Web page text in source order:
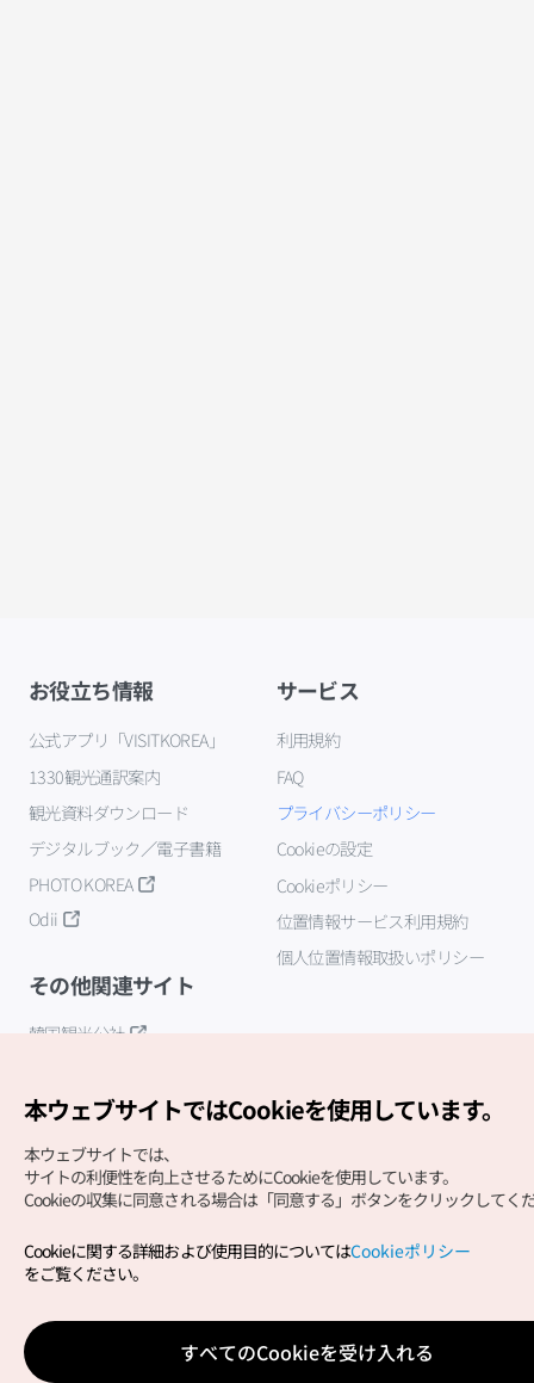
お役立ち情報
公式アプリ「VISITKOREA」
1330観光通訳案内
観光資料ダウンロード
デジタルブック／電子書籍
PHOTO KOREA
Odii
サービス
利用規約
FAQ
プライバシーポリシー
Cookieの設定
Cookieポリシー
位置情報サービス利用規約
個人位置情報取扱いポリシー
その他関連サイト
韓国観光公社
Copyright (c) Korea Tourism Organization All Rights
サイトエラー報告公式メール
japanese@knto.or.kr
本ウェブサイトではCookieを使用しています。
本ウェブサイトでは、
サイトの利便性を向上させるためにCookieを使用しています。
Cookieの収集に同意される場合は「同意する」ボタンをクリックしてく
Cookieに関する詳細および使用目的についてはCookieポリシー
をご覧ください。
すべてのCookieを受け入れる